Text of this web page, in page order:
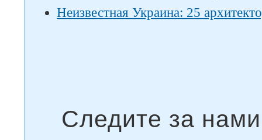
Неизвестная Украина: 25